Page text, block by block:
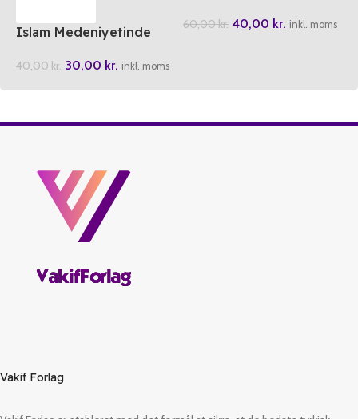
Islam Medeniyetinde
40,00kr. 30,00 kr. inkl. moms
60,00kr. 40,00 kr. inkl. moms
Vakif Forlag